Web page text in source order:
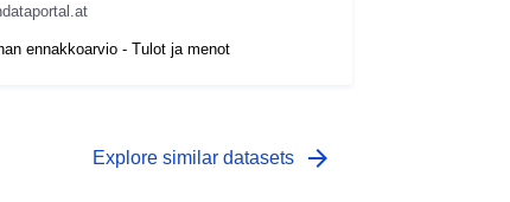
ennakkoarvio - Tulot ja menot
Explore similar datasets arrow_forward